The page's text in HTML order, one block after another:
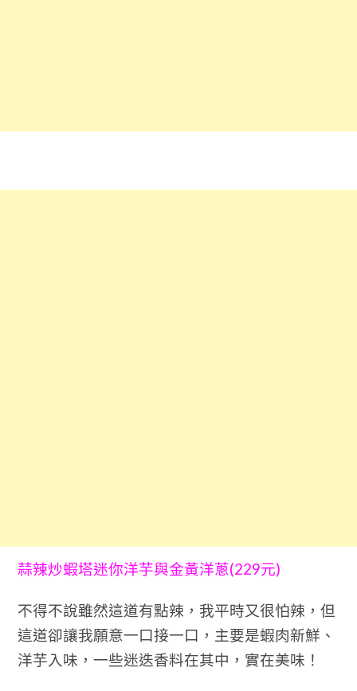
蒜辣炒蝦塔迷你洋芋與金黃洋蔥(229元)
不得不說雖然這道有點辣，我平時又很怕辣，但
這道卻讓我願意一口接一口，主要是蝦肉新鮮、
洋芋入味，一些迷迭香料在其中，實在美味！